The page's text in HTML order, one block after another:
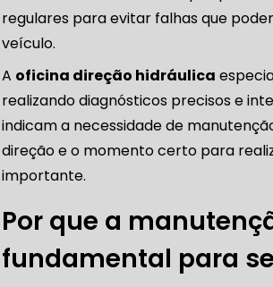
CORREIA DENTADA DA LAND ROVER
BMW CORREIA DENTADA
regulares para evitar falhas que
veículo.
A oficina direção hidráulica
realizando diagnósticos precisos e
indicam a necessidade de
direção e o momento certo para
importante.
Por que a
fundamental para